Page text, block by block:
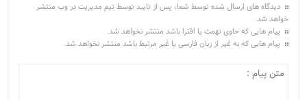
دیدگاه های ارسال شده توسط شما، پس از تایید توسط تیم مدیریت در وب منتشر
خواهد شد.
پیام هایی که حاوی تهمت یا افترا باشد منتشر نخواهد شد.
پیام هایی که به غیر از زبان فارسی یا غیر مرتبط باشد منتشر نخواهد شد.